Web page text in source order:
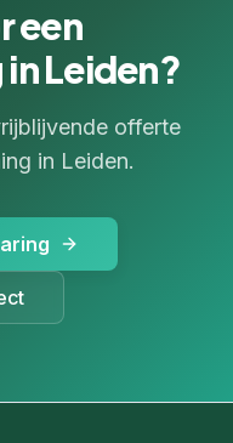
een
Leiden?
offerte
in Leiden.